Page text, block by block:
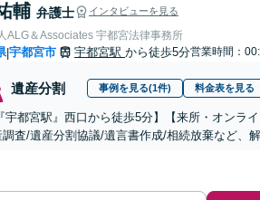
輔 弁護士 インタビューを見る
ALG＆Associates 宇都宮法律事務所
|宇都宮市 宇都宮駅 から徒歩5分営業時間：
遺産分割 事例を見る(1件) 料金表を見る
宇都宮駅』西口から徒歩5分】【来所・オンラ
調査/遺産分割協議/遺言書作成/相続放棄など、